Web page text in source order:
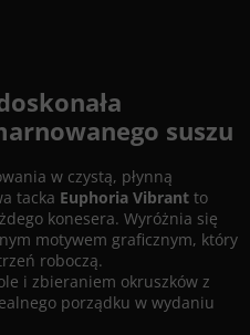
suszu
w czystą, płynną
tacka Euphoria Vibrant to
konesera. Wyróżnia się
motywem graficznym, który
roboczą.
i zbieraniem okruszków z
porządku w wydaniu